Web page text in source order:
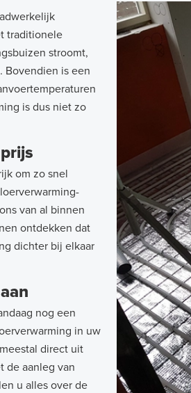
traditionele
stroomt,
Bovendien is een
is dus niet zo
om zo snel
van al binnen
ontdekken dat
dichter bij elkaar
nog een
in uw
direct uit
de aanleg van
u alles over de